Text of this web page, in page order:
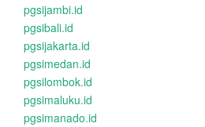
pgsijambi.id
pgsibali.id
pgsijakarta.id
pgsimedan.id
pgsilombok.id
pgsimaluku.id
pgsimanado.id